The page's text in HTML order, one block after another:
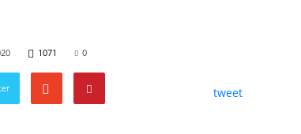
1071 0
tweet